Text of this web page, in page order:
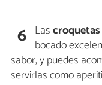
6 Las
bocado
sabor, y puedes
servirlas como